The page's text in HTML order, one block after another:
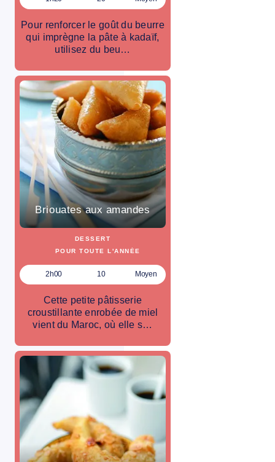
Pour renforcer le goût du beurre
qui imprègne la pâte à kadaïf,
utilisez du beu…
Briouates aux amandes
DESSERT
POUR TOUTE L'ANNÉE
2h00 10 Moyen
Cette petite pâtisserie
croustillante enrobée de miel
vient du Maroc, où elle s…